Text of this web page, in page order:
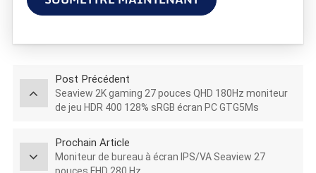
Post Précédent
Seaview 2K gaming 27 pouces QHD 180Hz moniteur
de jeu HDR 400 128% sRGB écran PC GTG5Ms
Prochain Article
Moniteur de bureau à écran IPS/VA Seaview 27
pouces FHD 280 Hz